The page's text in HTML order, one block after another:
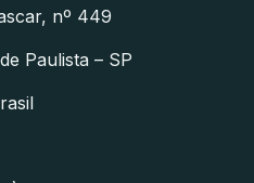
nº 449
Paulista – SP